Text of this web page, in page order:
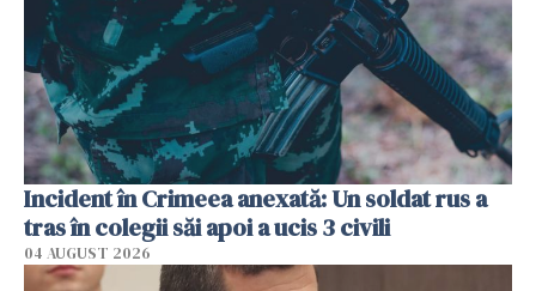
Incident în Crimeea anexată: Un soldat rus a
tras în colegii săi apoi a ucis 3 civili
04 AUGUST 2026